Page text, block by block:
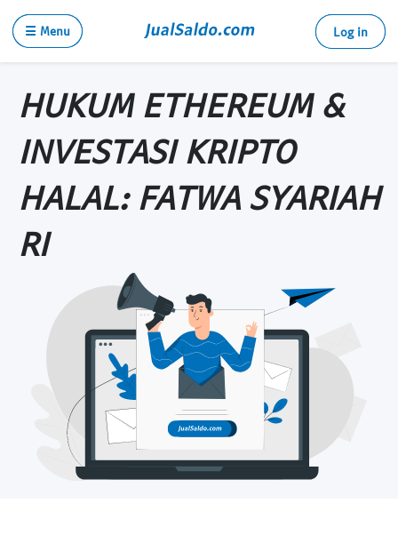
☰ Menu Log in
HUKUM ETHEREUM &
INVESTASI KRIPTO
HALAL: FATWA SYARIAH
RI